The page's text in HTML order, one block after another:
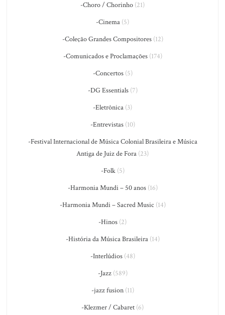
-Choro / Chorinho (21)
-Cinema (5)
-Coleção Grandes Compositores(12)
-Comunicados e Proclamações(174)
-Concertos(5)
-DG Essentials(7)
-Eletrônica (3)
-Entrevistas(10)
-Festival Internacional de Música Colonial Brasileira e Música
Antiga de Juiz de Fora (23)
-Folk(5)
-Harmonia Mundi – 50 anos(16)
-Harmonia Mundi – Sacred Music (14)
-Hinos (2)
-História da Música Brasileira(14)
-Interlúdios(48)
-Jazz(589)
-jazz fusion(11)
-Klezmer / Cabaret (6)